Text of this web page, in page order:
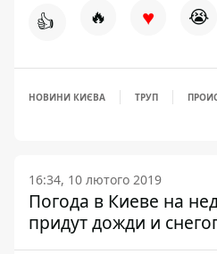
👍 🔥 ♥ 😭
НОВИНИ КИЄВА ТРУП
16:34, 10 лютого 2019
Погода в Киеве на
придут дожди и